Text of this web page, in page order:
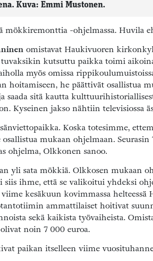
Kuva: Emmi Mustonen.
mökkiremonttia -ohjelmassa. Huvila
omistavat Haukivuoren
kutsuttu paikka toimi
myös omissa
hoitamiseen, he päättivät osallistua
saada sitä kautta
Kyseinen jakso nähtiin televisiossa
Koska totesimme,
mukaan ohjelmaan.
ohjelma, Olkkonen sanoo.
yli sata mökkiä. Olkkosen mukaan
siis ihme, että se valikoitui yhdeksi
kesäkuun kovimmassa helteessä
ammattilaiset hoitivat
sekä kaikista työvaiheista.
noin 7 000 euroa.
paikan itselleen viime